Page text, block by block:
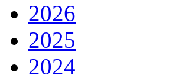
2026
2025
2024